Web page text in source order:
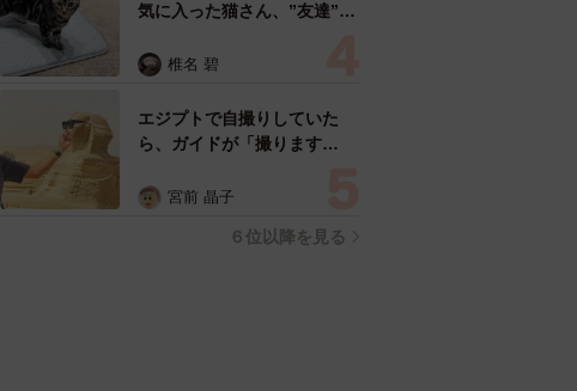
気に入った猫さん、”友達”を
毛づくろいでおもてなし
椎名 碧
エジプトで自撮りしていた
ら、ガイドが「撮ります
取っていたら……スマホを返
カモ代表かも」「私は6時間
宮前 晶子
６位以降を見る